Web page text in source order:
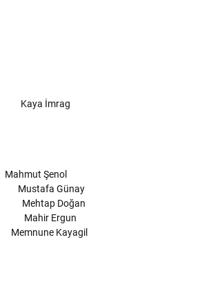
Kaya İmrag
Mahmut Şenol
Mustafa Günay
Mehtap Doğan
Mahir Ergun
Memnune Kayagil